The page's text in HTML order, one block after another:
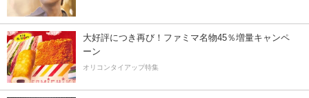
大好評につき再び！ファミマ名物45％増量キャンペ
ーン
オリコンタイアップ特集